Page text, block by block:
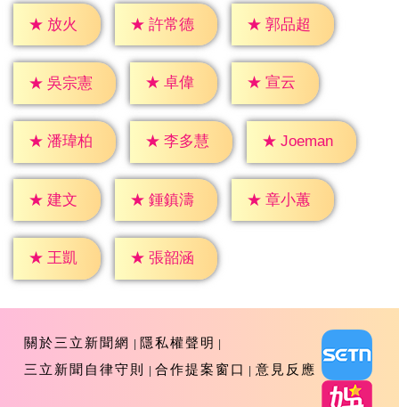
★ 放火 ★ 許常德 ★ 郭品超
★ 吳宗憲 ★ 卓偉 ★ 宣云
★ 潘瑋柏 ★ 李多慧 ★ Joeman
★ 建文 ★ 鍾鎮濤 ★ 章小蕙
★ 王凱 ★ 張韶涵
關於三立新聞網
隱私權聲明
三立新聞自律守則
合作提案窗口 意見反應